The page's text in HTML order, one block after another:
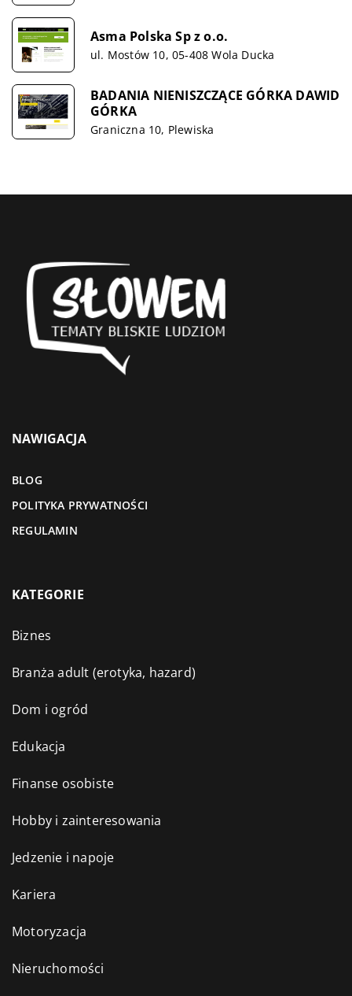
Asma Polska Sp z o.o.
ul. Mostów 10, 05-408 Wola Ducka
BADANIA NIENISZCZĄCE GÓRKA DAWID
GÓRKA
Graniczna 10, Plewiska
NAWIGACJA
BLOG
POLITYKA PRYWATNOŚCI
REGULAMIN
KATEGORIE
Biznes
Branża adult (erotyka, hazard)
Dom i ogród
Edukacja
Finanse osobiste
Hobby i zainteresowania
Jedzenie i napoje
Kariera
Motoryzacja
Nieruchomości